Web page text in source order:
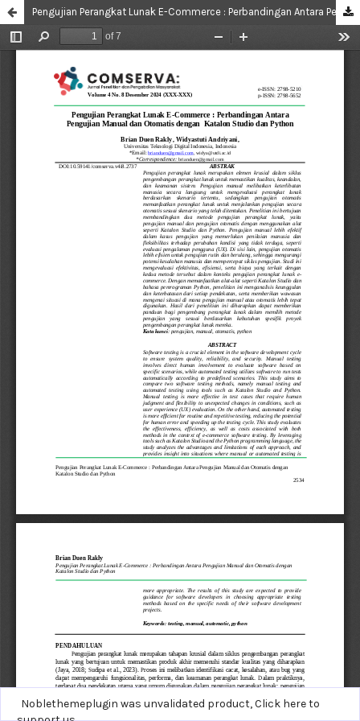
Noblethemeplugin was unvalidated product,Click here to